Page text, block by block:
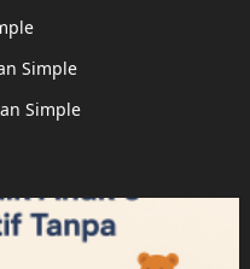
Simple
Simple